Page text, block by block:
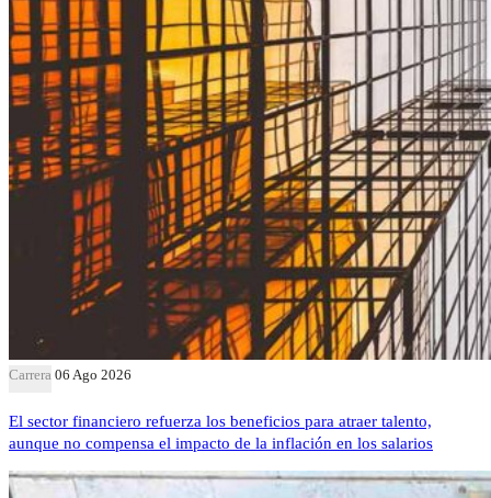
Carrera 06 Ago 2026
El sector financiero refuerza los beneficios para atraer talento,
aunque no compensa el impacto de la inflación en los salarios